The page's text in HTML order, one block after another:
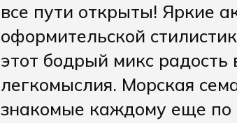
все пути открыты! Яркие
оформительской
этот бодрый микс
легкомыслия. Морская
знакомые каждому еще по